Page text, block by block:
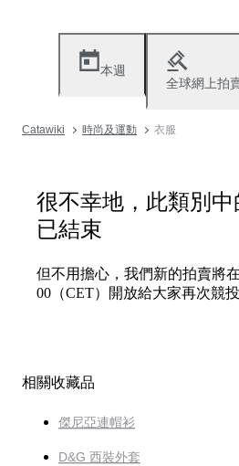
本週
全球網上拍
Catawiki 時尚及運動 衣服
很不幸地，此類別
已結束
但不用擔心，我們新的拍賣將
00（CET）開放給大家再次競投
相關收藏品
傑尼亞連帽衫
D&G 西裝外套